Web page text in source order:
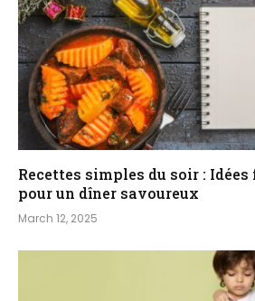
Recettes simples du soir :
pour un dîner savoureux
March 12, 2025